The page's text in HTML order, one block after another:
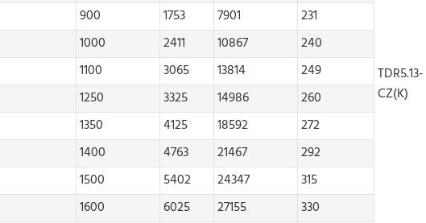
TDR5.13-
CZ(K)
900 1753 7901
231
1000 2411 10867
240
1100 3065 13814
249
1250 3325 14986
260
1350 4125 18592
272
1400 4763 21467
292
1500 5402 24347
315
1600 6025 27155
330